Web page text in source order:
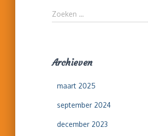
Z
o
n
Zoeken …
Archieven
maart 2025
september 2024
december 2023